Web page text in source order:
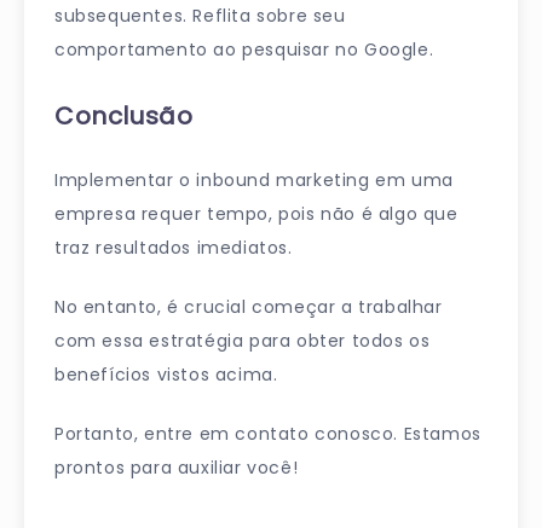
subsequentes. Reflita sobre seu
comportamento ao pesquisar no Google.
Conclusão
Implementar o inbound marketing em uma
empresa requer tempo, pois não é algo que
traz resultados imediatos.
No entanto, é crucial começar a trabalhar
com essa estratégia para obter todos os
benefícios vistos acima.
Portanto, entre em contato conosco. Estamos
prontos para auxiliar você!